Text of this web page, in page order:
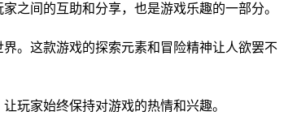
之间的互助和分享，也是游戏乐趣的一部分。
。这款游戏的探索元素和冒险精神让人欲罢不
玩家始终保持对游戏的热情和兴趣。